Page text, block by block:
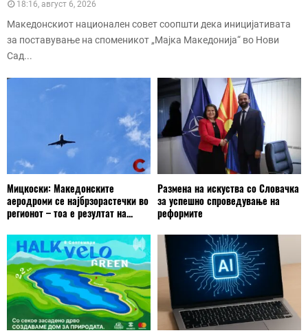
18:16, август 6, 2026
Македонскиот национален совет соопшти дека иницијативата
за поставување на споменикот „Мајка Македонија“ во Нови
Сад...
Мицкоски: Македонските
аеродроми се најбрзорастечки во
регионот – тоа е резултат на...
Размена на искуства со Словачка
за успешно спроведување на
реформите